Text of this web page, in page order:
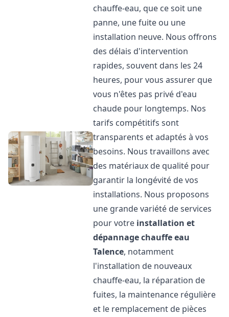
chauffe-eau, que ce soit une
panne, une fuite ou une
installation neuve. Nous offrons
des délais d'intervention
rapides, souvent dans les 24
heures, pour vous assurer que
vous n'êtes pas privé d'eau
chaude pour longtemps. Nos
tarifs compétitifs sont
transparents et adaptés à vos
besoins. Nous travaillons avec
des matériaux de qualité pour
garantir la longévité de vos
installations. Nous proposons
une grande variété de services
pour votre installation et
dépannage chauffe eau
Talence, notamment
l'installation de nouveaux
chauffe-eau, la réparation de
fuites, la maintenance régulière
et le remplacement de pièces